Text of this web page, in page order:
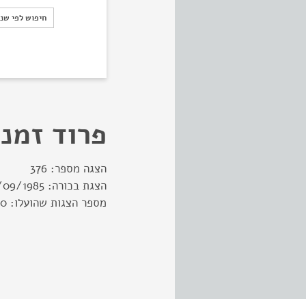
חיפוש לפי
חיפוש לפי
פרוד
הצגה מספר: 376
הצגת בכורה: 1985
מספר הצגות שהועלו: